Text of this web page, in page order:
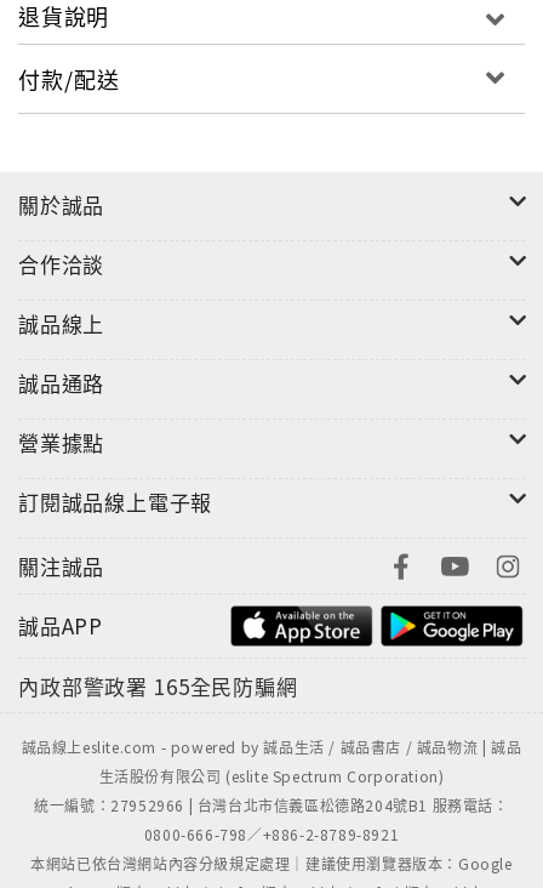
鄭建昌鎖具當代藝術精神性品質，其對意義探尋與表
現，呈現藝術深度、廣度與高度，反映當代台灣藝術之
心靈，其理念與作品在台灣藝術界具獨特之價值。其不
僅真正落實社會藝術教育之理想，實亦展現21世紀中，
義與時代啟示。
退貨說明
付款/配送
關於誠品
合作洽談
誠品線上
誠品通路
營業據點
訂閱誠品線上電子報
關注誠品
誠品APP
內政部警政署 165全民防騙網
誠品線上eslite.com - powered by 誠品生活 / 誠品書店 / 誠品物流 | 誠品
生活股份有限公司 (eslite Spectrum Corporation)
統一編號：27952966 | 台灣台北市信義區松德路204號B1 服務電話：
0800-666-798／+886-2-8789-8921
本網站已依台灣網站內容分級規定處理｜建議使用瀏覽器版本：Google